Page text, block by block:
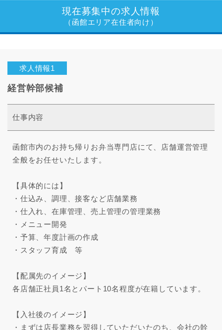
現在募集中の求人情報
（函館エリア在住者向け）
求人情報1
経営幹部候補
仕事内容
函館市内のお持ち帰りお弁当専門店にて、店舗運営管理
全般をお任せいたします。
【具体的には】
・仕込み、調理、接客など店舗業務
・仕入れ、在庫管理、売上管理の管理業務
・メニュー開発
・予算、年度計画の作成
・スタッフ育成 等
【配属先のイメージ】
各店舗正社員1名とパート10名程度が在籍しています。
【入社後のイメージ】
・まずは店長業務を習得していただいたのち、会社の幹